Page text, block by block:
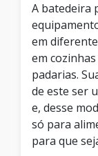
A batedeira
em
em
padarias.
de este ser
e, desse
só para
para que